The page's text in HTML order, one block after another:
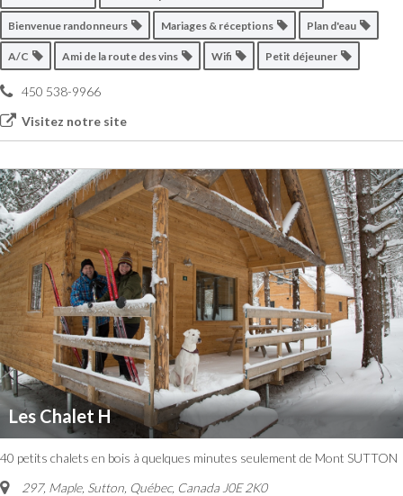
Bienvenue randonneurs Mariages & réceptions Plan d'eau
A/C Ami de la route des vins Wifi Petit déjeuner
450 538-9966
Visitez notre site
Les Chalet H
40 petits chalets en bois à quelques minutes seulement de Mont SUTTON
297, Maple, Sutton Québec, Canada J0E 2K0